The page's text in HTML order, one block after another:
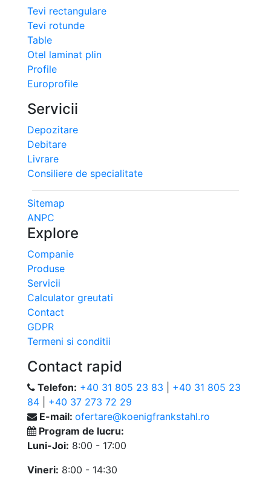
Tevi rectangulare
Tevi rotunde
Table
Otel laminat plin
Profile
Europrofile
Servicii
Depozitare
Debitare
Livrare
Consiliere de specialitate
Sitemap
ANPC
Explore
Companie
Produse
Servicii
Calculator greutati
Contact
GDPR
Termeni si conditii
Contact rapid
Telefon: +40 31 805 23 83
+40 31 805 23
84
+40 37 273 72 29
E-mail: ofertare@koenigfrankstahl.ro
Program de lucru:
Luni-Joi: 8:00 - 17:00
Vineri: 8:00 - 14:30